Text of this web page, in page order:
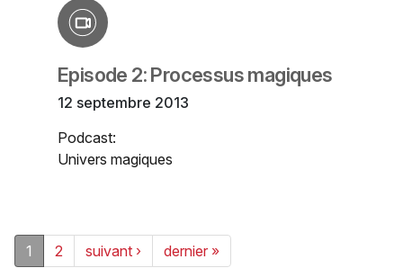
Episode 2: Processus magiques
12 septembre 2013
Podcast:
Univers magiques
1 2 suivant › dernier »